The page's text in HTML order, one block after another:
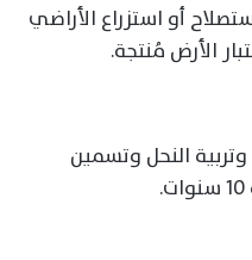
أو استزراع الأراضي
النحل وتسمين